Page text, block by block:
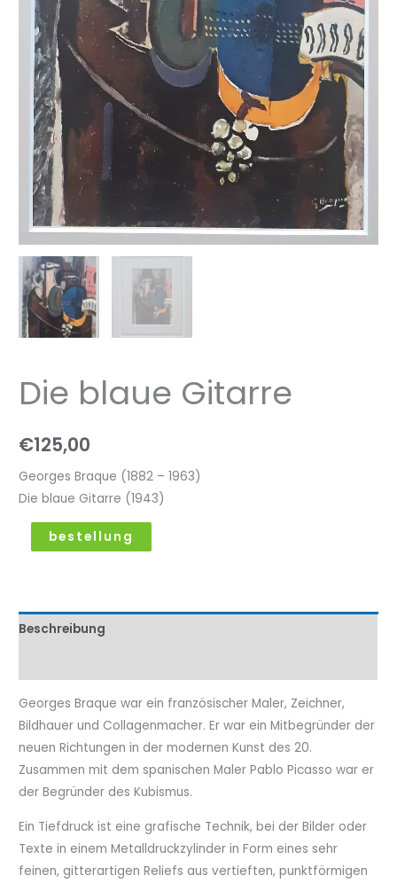
Die blaue Gitarre
€125,00
Georges Braque (1882 – 1963)
Die blaue Gitarre (1943)
bestellung
Beschreibung
Georges Braque war ein französischer Maler, Zeichner,
Bildhauer und Collagenmacher. Er war ein Mitbegründer der
neuen Richtungen in der modernen Kunst des 20.
Zusammen mit dem spanischen Maler Pablo Picasso war er
der Begründer des Kubismus.
Ein Tiefdruck ist eine grafische Technik, bei der Bilder oder
Texte in einem Metalldruckzylinder in Form eines sehr
feinen, gitterartigen Reliefs aus vertieften, punktförmigen